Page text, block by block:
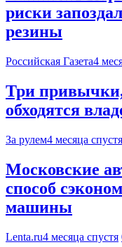
риски
резины
Российская Газета4
Три
обходятся
За рулем4 месяца спустя
Московские
способ
машины
Lenta.ru4 месяца спустя